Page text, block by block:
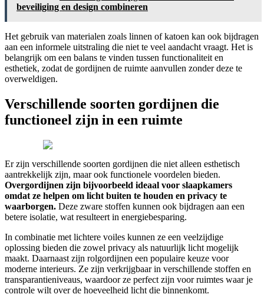
beveiliging en design combineren
Het gebruik van materialen zoals linnen of katoen kan ook bijdragen
aan een informele uitstraling die niet te veel aandacht vraagt. Het is
belangrijk om een balans te vinden tussen functionaliteit en
esthetiek, zodat de gordijnen de ruimte aanvullen zonder deze te
overweldigen.
Verschillende soorten gordijnen die
functioneel zijn in een ruimte
Er zijn verschillende soorten gordijnen die niet alleen esthetisch
aantrekkelijk zijn, maar ook functionele voordelen bieden.
Overgordijnen zijn bijvoorbeeld ideaal voor slaapkamers
omdat ze helpen om licht buiten te houden en privacy te
waarborgen. Deze zware stoffen kunnen ook bijdragen aan een
betere isolatie, wat resulteert in energiebesparing.
In combinatie met lichtere voiles kunnen ze een veelzijdige
oplossing bieden die zowel privacy als natuurlijk licht mogelijk
maakt. Daarnaast zijn rolgordijnen een populaire keuze voor
moderne interieurs. Ze zijn verkrijgbaar in verschillende stoffen en
transparantieniveaus, waardoor ze perfect zijn voor ruimtes waar je
controle wilt over de hoeveelheid licht die binnenkomt.